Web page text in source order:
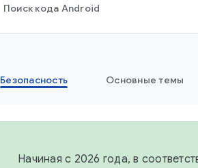
Поиск кода Android
Безопасность Основные темы
Начиная с 2026 года, в